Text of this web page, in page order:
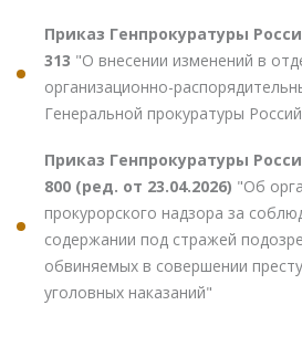
Приказ Генпрокуратуры
313 "О внесении изменений в
организационно-
Генеральной прокуратуры
Приказ Генпрокуратуры
800 (ред. от 23.04.2026) "Об
прокурорского надзора за
содержании под стражей
обвиняемых в совершении
уголовных наказаний"